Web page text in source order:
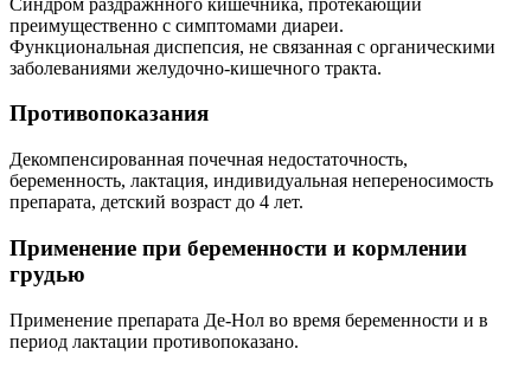
преимущественно с симптомами диареи.
Функциональная диспепсия, не связанная с органическими
заболеваниями желудочно-кишечного тракта.
Противопоказания
Декомпенсированная почечная недостаточность,
беременность, лактация, индивидуальная непереносимость
препарата, детский возраст до 4 лет.
Применение при беременности и кормлении
грудью
Применение препарата Де-Нол во время беременности и в
период лактации противопоказано.